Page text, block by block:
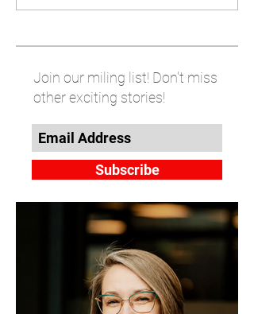
Join our miling list! Don't miss
other exciting stories!
Subscribe